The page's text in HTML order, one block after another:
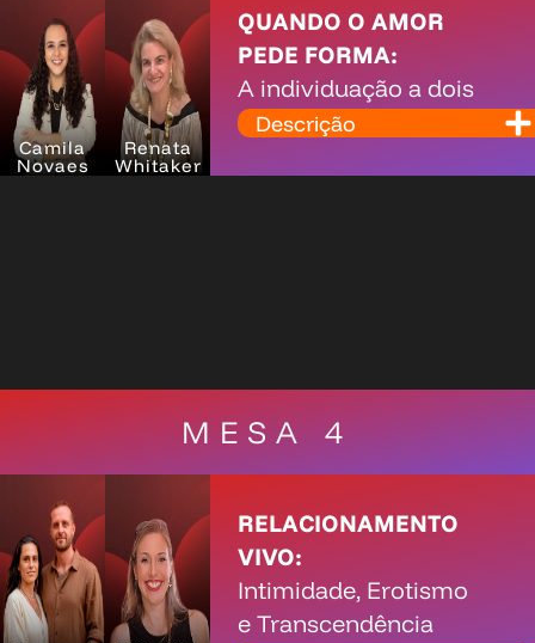
Camila
Novaes
Renata
Whitaker
QUANDO O AMOR
PEDE FORMA:
A individuação a dois
Descrição
MESA 4
RELACIONAMENTO
VIVO:
Intimidade, Erotismo
e Transcendência